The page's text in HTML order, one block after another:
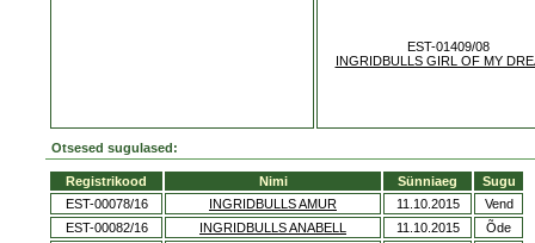
EST-01409/08
INGRIDBULLS GIRL OF MY
Otsesed sugulased:
Registrikood Nimi Sünniaeg
Sugu
EST-00078/16
INGRIDBULLS AMUR 11.10.2015
Vend
EST-00082/16
INGRIDBULLS ANABELL 11.10.2015
Õde